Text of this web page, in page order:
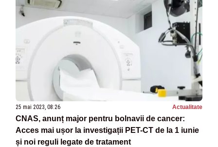
25 mai 2023, 08:26 Actualitate
CNAS, anunț major pentru bolnavii de cancer:
Acces mai ușor la investigații PET-CT de la 1 iunie
și noi reguli legate de tratament